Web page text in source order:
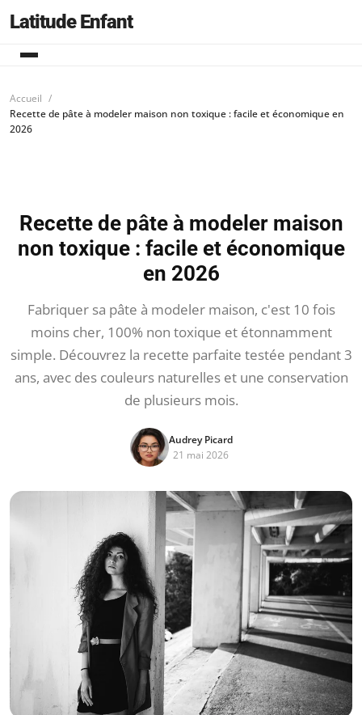
Latitude Enfant
Accueil
Recette de pâte à modeler maison non toxique : facile et économique en
2026
Recette de pâte à modeler maison
non toxique : facile et économique
en 2026
Fabriquer sa pâte à modeler maison, c'est 10 fois
moins cher, 100% non toxique et étonnamment
simple. Découvrez la recette parfaite testée pendant 3
ans, avec des couleurs naturelles et une conservation
de plusieurs mois.
Audrey Picard
21 mai 2026